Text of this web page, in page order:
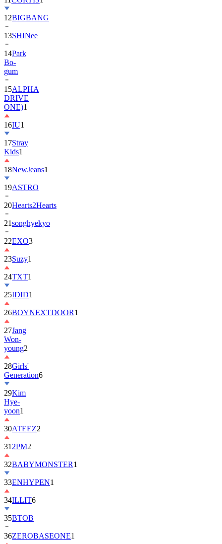
13SHINee
14Park
Bo-
gum
15ALPHA
DRIVE
ONE)1
16IU1
17Stray
Kids
18NewJeans
19ASTRO
20Hearts2Hearts
21songhyekyo
22EXO3
23Suzy1
24TXT1
25IDID1
26BOYNEXTDOOR
27Jang
Won-
young2
28Girls'
Generation
29Kim
Hye-
yoon1
30ATEEZ
312PM2
32 BABYMONSTER
33ENHYPEN1
34ILLIT6
35BTOB
36ZEROBASEONE
37KiiiKiii4